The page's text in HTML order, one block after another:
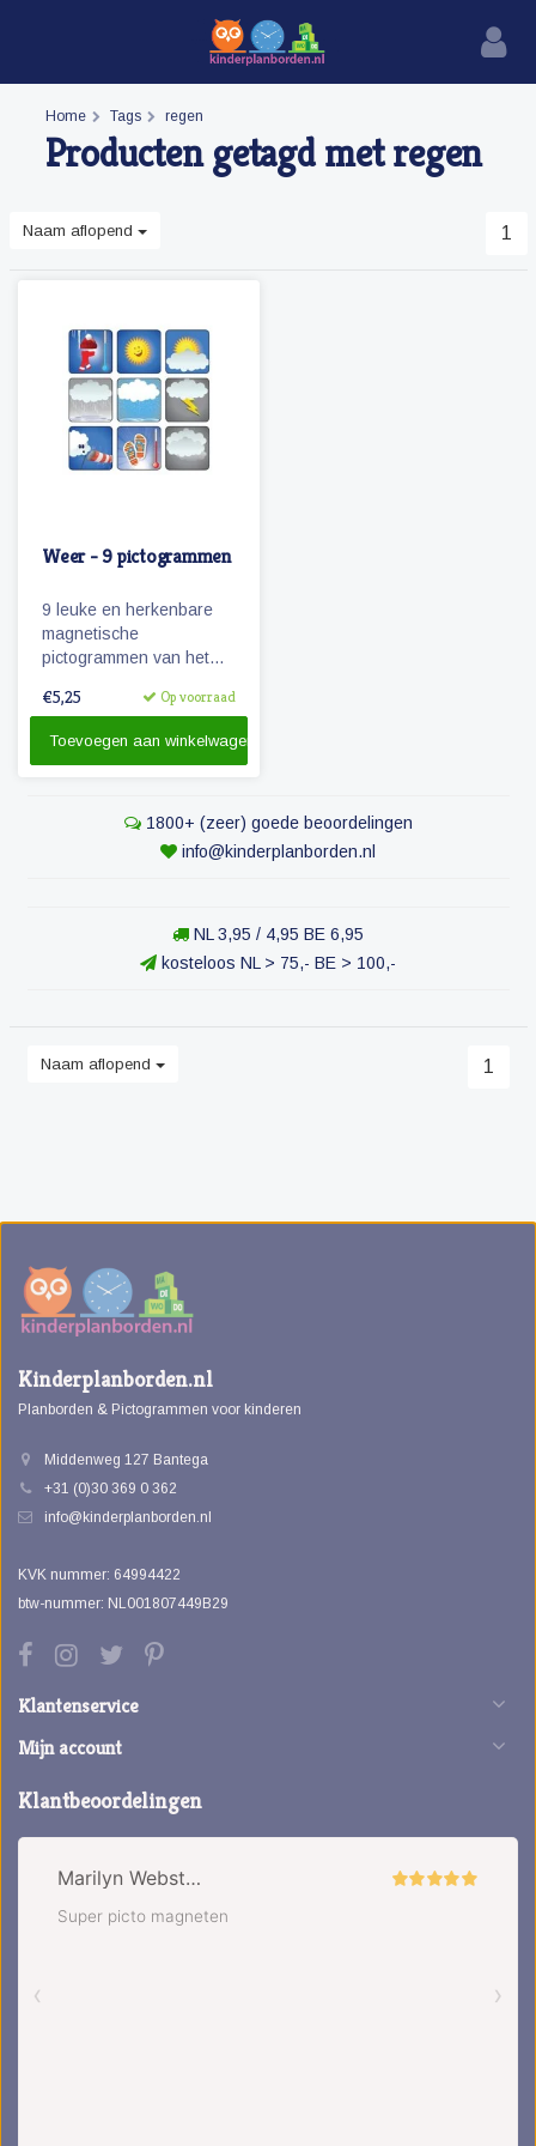
Home Tags regen
Producten getagd met regen
Naam aflopend 1
Weer - 9 pictogrammen
9 leuke en herkenbare
magnetische
pictogrammen van het
€5,25 Op voorraad
Toevoegen aan winkelwagen
1800+ (zeer) goede beoordelingen
info@kinderplanborden.nl
NL 3,95 / 4,95 BE 6,95
kosteloos NL > 75,- BE > 100,-
Naam aflopend 1
Kinderplanborden.nl
Planborden & Pictogrammen voor kinderen
Middenweg 127 Bantega
+31 (0)30 369 0 362
info@kinderplanborden.nl
KVK nummer: 64994422
btw-nummer: NL001807449B29
Klantenservice
Mijn account
Klantbeoordelingen